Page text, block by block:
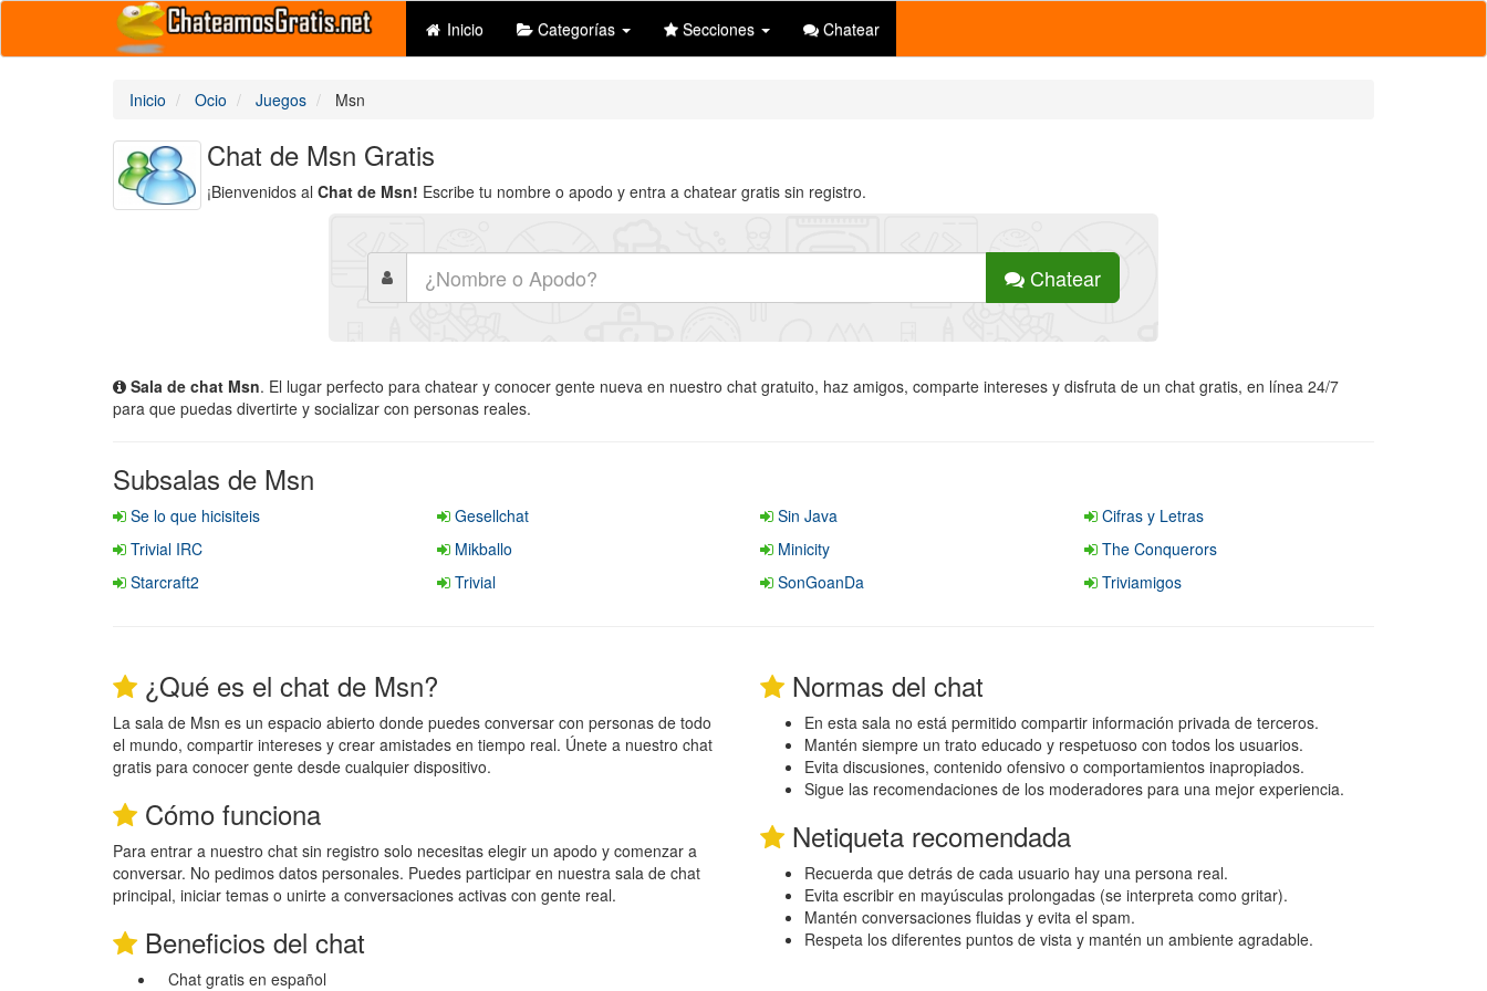
Inicio Categorías Secciones Chatear
Inicio Ocio Juegos Msn
Chat de Msn Gratis
¡Bienvenidos al Chat de Msn! Escribe tu nombre o apodo y entra a chatear gratis sin registro.
Chatear
Sala de chat Msn. El lugar perfecto para chatear y conocer gente nueva en nuestro chat gratuito, haz amigos, comparte intereses y disfruta de un chat gratis, en línea 24/7
para que puedas divertirte y socializar con personas reales.
Subsalas de Msn
Se lo que hicisiteis Gesellchat Sin Java
Cifras y Letras
Trivial IRC
Mikballo Minicity
The Conquerors
Starcraft2
Trivial SonGoanDa Triviamigos
¿Qué es el chat de Msn?
La sala de Msn es un espacio abierto donde puedes conversar con personas de todo
el mundo, compartir intereses y crear amistades en tiempo real. Únete a nuestro chat
gratis para conocer gente desde cualquier dispositivo.
Cómo funciona
Para entrar a nuestro chat sin registro solo necesitas elegir un apodo y comenzar a
conversar. No pedimos datos personales. Puedes participar en nuestra sala de chat
principal, iniciar temas o unirte a conversaciones activas con gente real.
Beneficios del chat
Chat gratis en español
Normas del chat
En esta sala no está permitido compartir información privada de terceros.
Mantén siempre un trato educado y respetuoso con todos los usuarios.
Evita discusiones, contenido ofensivo o comportamientos inapropiados.
Sigue las recomendaciones de los moderadores para una mejor experiencia.
Netiqueta recomendada
Recuerda que detrás de cada usuario hay una persona real.
Evita escribir en mayúsculas prolongadas (se interpreta como gritar).
Mantén conversaciones fluidas y evita el spam.
Respeta los diferentes puntos de vista y mantén un ambiente agradable.